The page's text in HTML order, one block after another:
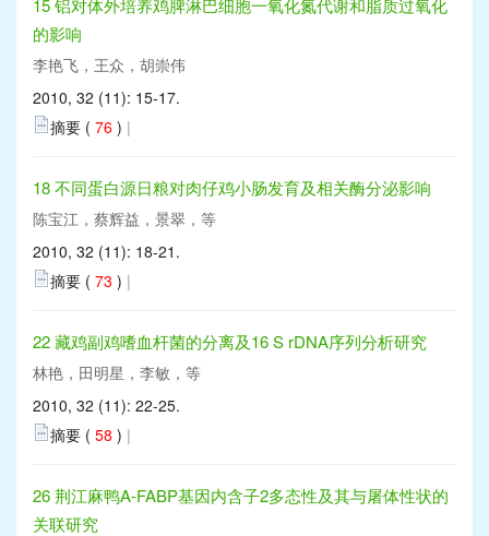
15 铝对体外培养鸡脾淋巴细胞一氧化氮代谢和脂质过氧化
的影响
李艳飞，王众，胡崇伟
2010, 32 (11): 15-17.
摘要 ( 76 ) |
18 不同蛋白源日粮对肉仔鸡小肠发育及相关酶分泌影响
陈宝江，蔡辉益，景翠，等
2010, 32 (11): 18-21.
摘要 ( 73 ) |
22 藏鸡副鸡嗜血杆菌的分离及16 S rDNA序列分析研究
林艳，田明星，李敏，等
2010, 32 (11): 22-25.
摘要 ( 58 ) |
26 荆江麻鸭A-FABP基因内含子2多态性及其与屠体性状的
关联研究